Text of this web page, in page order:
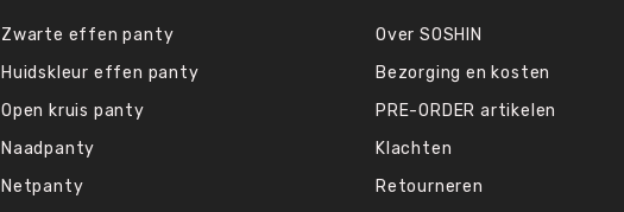
Zwarte effen panty
Huidskleur effen panty
Open kruis panty
Naadpanty
Netpanty
Over SOSHIN
Bezorging en kosten
PRE-ORDER artikelen
Klachten
Retourneren